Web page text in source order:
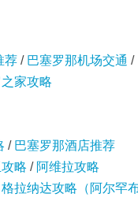
荐 / 巴塞罗那机场交通 /
家攻略
/ 巴塞罗那酒店推荐
略 / 阿维拉攻略
格拉纳达攻略（阿尔罕